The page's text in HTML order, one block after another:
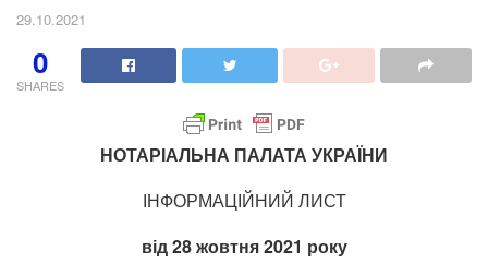
29.10.2021
0
SHARES
НОТАРІАЛЬНА ПАЛАТА УКРАЇНИ
ІНФОРМАЦІЙНИЙ ЛИСТ
від 28 жовтня 2021 року